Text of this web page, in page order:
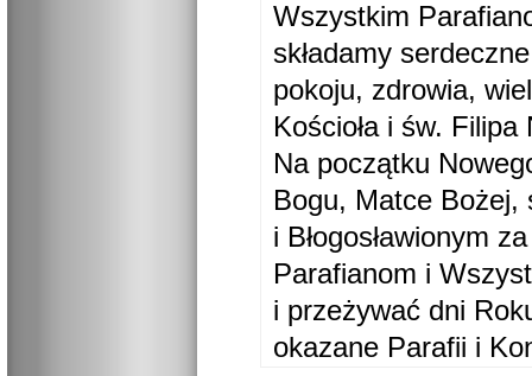
Wszystkim
składamy
pokoju, zdrowia,
Kościoła i św. Filipa
Na początku
Bogu, Matce Bożej,
i Błogosławionym
Parafianom i
i przeżywać dni
okazane Parafii i